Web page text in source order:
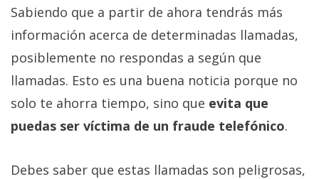
Sabiendo que a partir de ahora tendrás más
información acerca de determinadas llamadas,
posiblemente no respondas a según que
llamadas. Esto es una buena noticia porque no
solo te ahorra tiempo, sino que evita que
puedas ser víctima de un fraude telefónico.
Debes saber que estas llamadas son peligrosas,